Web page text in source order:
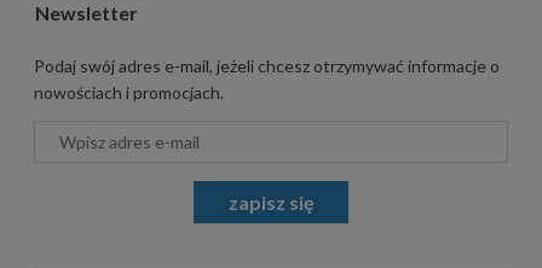
Newsletter
Podaj swój adres e-mail, jeżeli chcesz otrzymywać informacje o
nowościach i promocjach.
zapisz się